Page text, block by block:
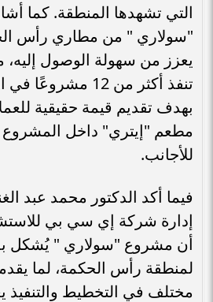
التي تشهدها المنطقة. كما
"سولاري " من مطاري رأس
يعزز من سهولة الوصول إليه،
تنفذ أكثر من 12
بهدف تقديم قيمة حقيقية
مطعم "إيتري" داخل
للأجانب.
فيما أكد الدكتور محمد عبد
إدارة شركة إي سي بي
أن مشروع "سولاري " يُشكل
لمنطقة رأس الحكمة، لما
مختلف في التخطيط